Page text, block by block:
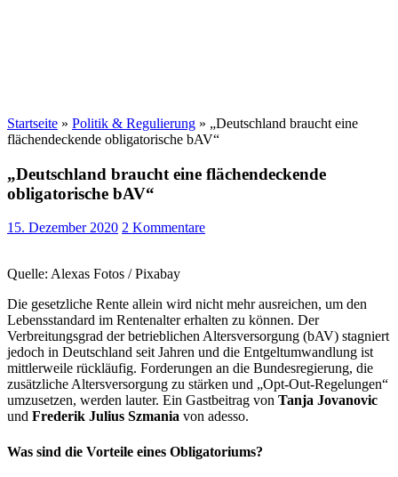
Startseite » Politik & Regulierung » „Deutschland braucht eine
flächendeckende obligatorische bAV“
„Deutschland braucht eine flächendeckende
obligatorische bAV“
15. Dezember 2020 2 Kommentare
Quelle: Alexas Fotos / Pixabay
Die gesetzliche Rente allein wird nicht mehr ausreichen, um den
Lebensstandard im Rentenalter erhalten zu können. Der
Verbreitungsgrad der betrieblichen Altersversorgung (bAV) stagniert
jedoch in Deutschland seit Jahren und die Entgeltumwandlung ist
mittlerweile rückläufig. Forderungen an die Bundesregierung, die
zusätzliche Altersversorgung zu stärken und „Opt-Out-Regelungen“
umzusetzen, werden lauter. Ein Gastbeitrag von Tanja Jovanovic
und Frederik Julius Szmania von adesso.
Was sind die Vorteile eines Obligatoriums?